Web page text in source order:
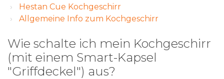
Hestan Cue Kochgeschirr
Allgemeine Info zum Kochgeschirr
Wie schalte ich mein Kochgeschirr
(mit einem Smart-Kapsel
"Griffdeckel") aus?